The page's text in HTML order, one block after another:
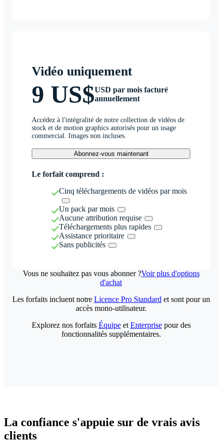
Vidéo uniquement
9 US$USD par mois facturé
annuellement
Accédez à l'intégralité de notre collection de vidéos de
stock et de motion graphics autorisés pour un usage
commercial. Images non incluses.
Abonnez-vous maintenant
Le forfait comprend :
Cinq téléchargements de vidéos par mois
Un pack par mois
Aucune attribution requise
Téléchargements plus rapides
Assistance prioritaire
Sans publicités
Vous ne souhaitez pas vous abonner ?Voir plus d'options
d'achat
Les forfaits incluent notre Licence Pro Standard et sont pour un
accès mono-utilisateur.
Explorez nos forfaits Équipeet Enterprisepour des
fonctionnalités supplémentaires.
La confiance s'appuie sur de vrais avis
clients